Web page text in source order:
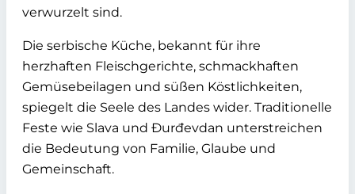
verwurzelt sind.
Die serbische Küche, bekannt für ihre
herzhaften Fleischgerichte, schmackhaften
Gemüsebeilagen und süßen Köstlichkeiten,
spiegelt die Seele des Landes wider. Traditionelle
Feste wie Slava und Đurđevdan unterstreichen
die Bedeutung von Familie, Glaube und
Gemeinschaft.